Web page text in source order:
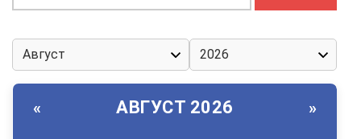
« АВГУСТ 2026 »